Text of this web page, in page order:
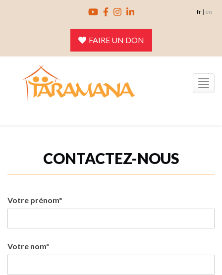
FAIRE UN DON
fr | en
Toggle
navigation
CONTACTEZ-NOUS
Votre prénom*
Votre nom*